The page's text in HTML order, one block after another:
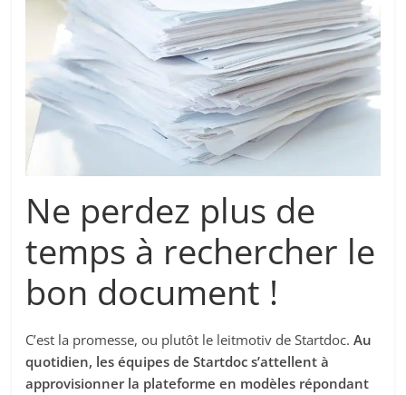
Ne perdez plus de
temps à rechercher le
bon document !
C’est la promesse, ou plutôt le leitmotiv de Startdoc.Au
quotidien, les équipes de Startdoc s’attellent à
approvisionner la plateforme en modèles répondant